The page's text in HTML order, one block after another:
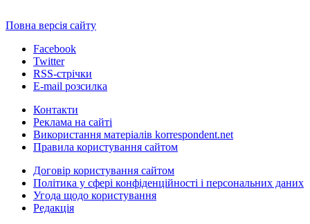
Повна версія сайту
Facebook
Twitter
RSS-стрічки
E-mail розсилка
Контакти
Реклама на сайті
Використання матеріалів korrespondent.net
Правила користування сайтом
Договір користування сайтом
Політика у сфері конфіденційності і персональних даних
Угода щодо користування
Редакція